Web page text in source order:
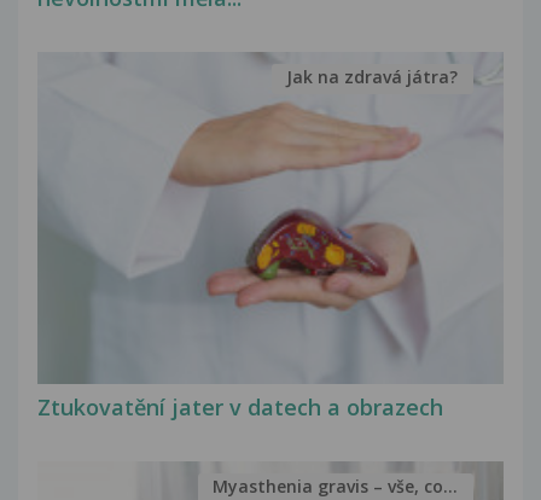
Ztukovatění jater v datech a obrazech
Jak na zdravá játra?
Myasthenia gravis – vše, co...